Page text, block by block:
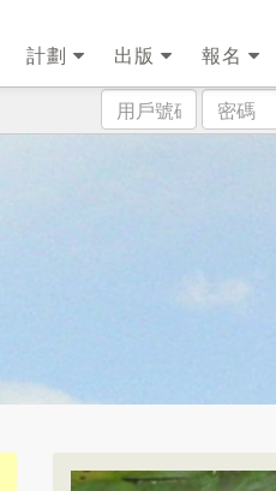
計劃 出版 報名
用
戶
密
碼